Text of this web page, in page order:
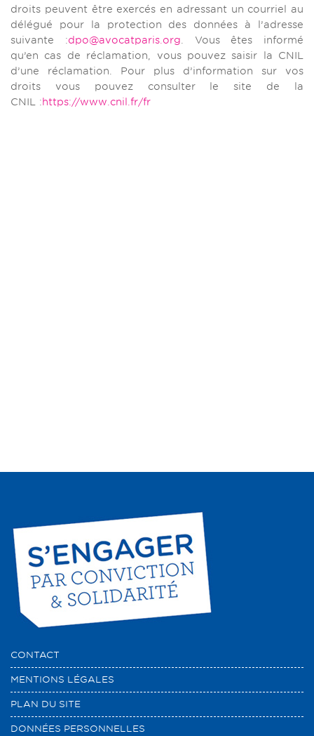
droits peuvent être exercés en adressant un courriel au
délégué pour la protection des données à l’adresse
suivante :dpo@avocatparis.org . Vous êtes informé
qu’en cas de réclamation, vous pouvez saisir la CNIL
d’une réclamation. Pour plus d’information sur vos
droits vous pouvez consulter le site de la
CNIL :https://www.cnil.fr/fr
CONTACT
MENTIONS LÉGALES
PLAN DU SITE
DONNÉES PERSONNELLES